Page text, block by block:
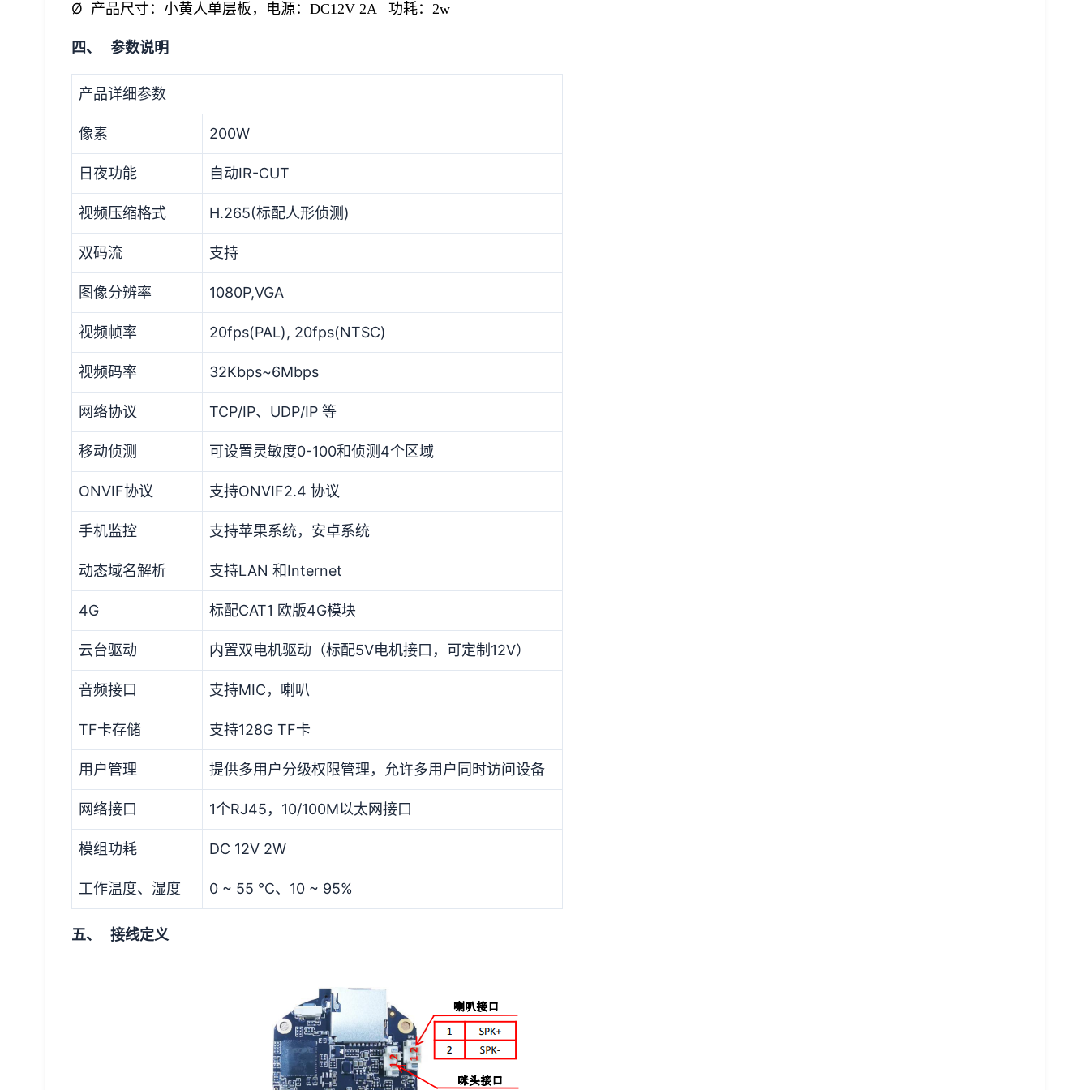
Ø 产品尺寸：小黄人单层板，电源：DC12V 2A 功耗：2w
四、 参数说明
产品详细参数
像素 200W
日夜功能 自动IR-CUT
视频压缩格式 H.265(标配人形侦测)
双码流 支持
图像分辨率 1080P,VGA
视频帧率 20fps(PAL), 20fps(NTSC)
视频码率 32Kbps~6Mbps
网络协议 TCP/IP、UDP/IP 等
移动侦测 可设置灵敏度0-100和侦测4个区域
ONVIF协议 支持ONVIF2.4 协议
手机监控 支持苹果系统，安卓系统
动态域名解析 支持LAN 和Internet
4G 标配CAT1 欧版4G模块
云台驱动 内置双电机驱动（标配5V电机接口，可定制12V）
音频接口 支持MIC，喇叭
TF卡存储 支持128G TF卡
用户管理 提供多用户分级权限管理，允许多用户同时访问设备
网络接口 1个RJ45，10/100M以太网接口
模组功耗 DC 12V 2W
工作温度、湿度 0 ~ 55 ℃、10 ~ 95%
五、 接线定义